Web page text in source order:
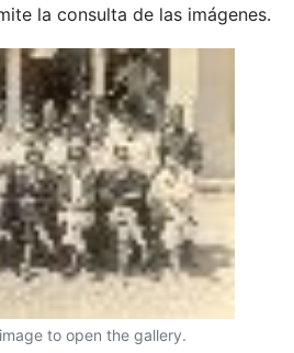
la consulta de las imágenes.
to open the gallery.